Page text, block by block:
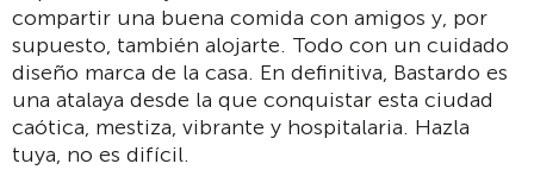
compartir una buena comida con amigos y, por
supuesto, también alojarte. Todo con un cuidado
diseño marca de la casa. En definitiva, Bastardo es
una atalaya desde la que conquistar esta ciudad
caótica, mestiza, vibrante y hospitalaria. Hazla
tuya, no es difícil.